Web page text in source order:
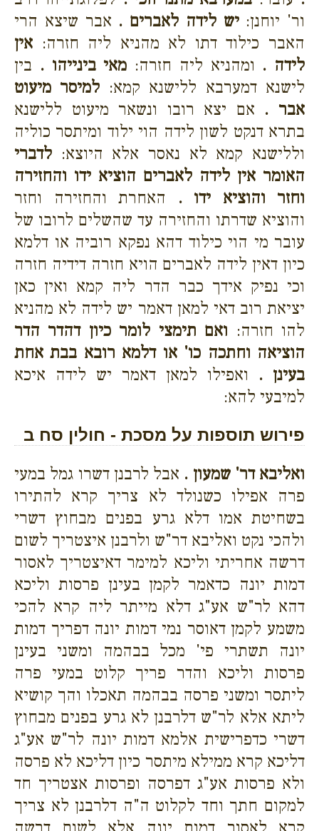
ור' יוחנן:יש לידה לאברים . אבר שיצא הרי
האבר כילוד דתו לא מהניא ליה חזרה: אין
לידה . ומהניא ליה חזרה: מאי בינייהו . בין
לישנא דמערבא ללישנא קמא: למיסר מיעוט
אבר . אם יצא רובו ונשאר מיעוט ללישנא
בתרא דנקט לשון לידה הוי ילוד ומיתסר כוליה
וללישנא קמא לא נאסר אלא היוצא: לדברי
האומר אין לידה לאברים הוציא ידו והחזירה
וחזר והוציא ידו . האחרת והחזירה וחזר
והוציא שדרתו והחזירה עד שהשלים לרובו של
עובר מי הוי כילוד דהא נפקא רוביה או דלמא
כיון דאין לידה לאברים הויא חזרה דידיה חזרה
וכי נפיק אידך כבר הדר ליה קמא ואין כאן
יציאת רוב דאי למאן דאמר יש לידה לא מהניא
להו חזרה: ואם תימצי לומר כיון דהדר הדר
הוציאה וחתכה כו' או דלמא רובא בבת אחת
בעינן . ואפילו למאן דאמר יש לידה איכא
למיבעי להא:
פירוש תוספות על מסכת - חולין סח ב
ואליבא דר' שמעון . אבל לרבנן דשרו גמל במעי
פרה אפילו כשנולד לא צריך קרא להתירו
בשחיטת אמו דלא גרע בפנים מבחוץ דשרי
ולהכי נקט ואליבא דר"ש ולרבנן איצטריך לשום
דרשה אחריתי וליכא למימר דאיצטריך לאסור
דמות יונה כדאמר לקמן בעינן פרסות וליכא
דהא לר"ש אע"ג דלא מייתר ליה קרא להכי
משמע לקמן דאוסר נמי דמות יונה דפריך דמות
יונה תשתרי פי' מכל בבהמה ומשני בעינן
פרסות וליכא והדר פריך קלוט במעי פרה
ליתסר ומשני פרסה בבהמה תאכלו והך קושיא
ליתא אלא לר"ש דלרבנן לא גרע בפנים מבחוץ
דשרי כדפרישית אלמא דמות יונה לר"ש אע"ג
דליכא קרא ממילא מיתסר כיון דליכא לא פרסה
ולא פרסות אע"ג דפרסה ופרסות אצטריך חד
למקום חתך וחד לקלוט ה"ה דלרבנן לא צריך